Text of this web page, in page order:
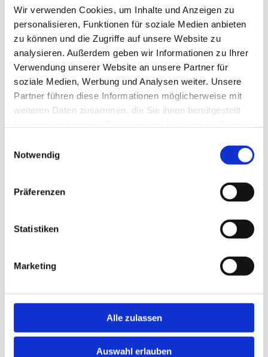
Wir verwenden Cookies, um Inhalte und Anzeigen zu
personalisieren, Funktionen für soziale Medien anbieten
zu können und die Zugriffe auf unsere Website zu
analysieren. Außerdem geben wir Informationen zu Ihrer
Verwendung unserer Website an unsere Partner für
soziale Medien, Werbung und Analysen weiter. Unsere
Partner führen diese Informationen möglicherweise mit
weiteren Daten zusammen, die Sie ihnen bereitgestellt
Notwendig
Präferenzen
Statistiken
Marketing
Alle zulassen
Auswahl erlauben
Über Uns
Ihr mobiler Pflegedienst in
Hanerau Hademarschen &